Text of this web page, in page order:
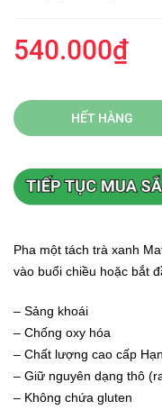
540.000₫
HẾT HÀNG
Pha một tách trà xanh
vào buổi chiều hoặc bắt
– Sảng khoái
– Chống oxy hóa
– Chất lượng cao cấp
– Giữ nguyên dạng thô
– Không chứa gluten